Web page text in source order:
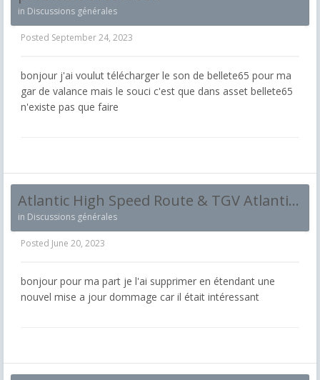
in Discussions générales
Posted September 24, 2023
bonjour j'ai voulut télécharger le son de bellete65 pour ma
gar de valance mais le souci c'est que dans asset bellete65
n'existe pas que faire
Atlantic High Speed Route & TGV Atlantique Train QD ne fonctionne pas
in Discussions générales
Posted June 20, 2023
bonjour pour ma part je l'ai supprimer en étendant une
nouvel mise a jour dommage car il était intéressant